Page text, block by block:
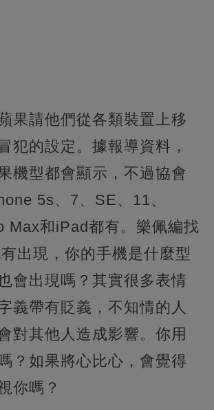
果請他們從各類裝置上移
犯的設定。據報導資料，
機型都會顯示，不過協會
5s、7、SE、11、
Max和iPad都有。樂佩編找
出現，你的手機是什麼型
會出現嗎？其實很多表情
義帶有貶義，不知情的人
對其他人造成影響。你用
？如果將心比心，會覺得
你嗎？